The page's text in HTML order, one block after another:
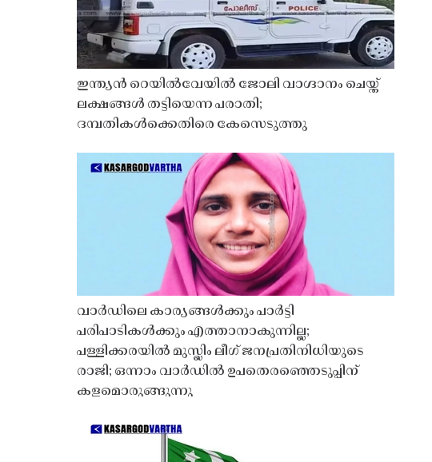
ഇന്ത്യൻ റെയിൽവേയിൽ ജോലി വാഗ്ദാനം ചെയ്ത്
ലക്ഷങ്ങൾ തട്ടിയെന്ന പരാതി;
ദമ്പതികൾക്കെതിരെ കേസെടുത്തു
വാർഡിലെ കാര്യങ്ങൾക്കും പാർട്ടി
പരിപാടികൾക്കും എത്താനാകുന്നില്ല;
പള്ളിക്കരയിൽ മുസ്ലിം ലീഗ് ജനപ്രതിനിധിയുടെ
രാജി; ഒന്നാം വാർഡിൽ ഉപതെരഞ്ഞെടുപ്പിന്
കളമൊരുങ്ങുന്നു